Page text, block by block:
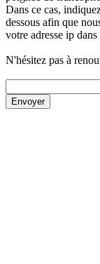
Dans ce cas,
dessous afin que
votre adresse ip
N'hésitez pas à